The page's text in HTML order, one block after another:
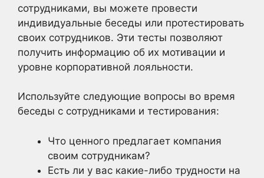
сотрудниками, вы можете провести
индивидуальные беседы или протестировать
своих сотрудников. Эти тесты позволяют
получить информацию об их мотивации и
уровне корпоративной лояльности.
Используйте следующие вопросы во время
беседы с сотрудниками и тестирования:
Что ценного предлагает компания
своим сотрудникам?
Есть ли у вас какие-либо трудности на